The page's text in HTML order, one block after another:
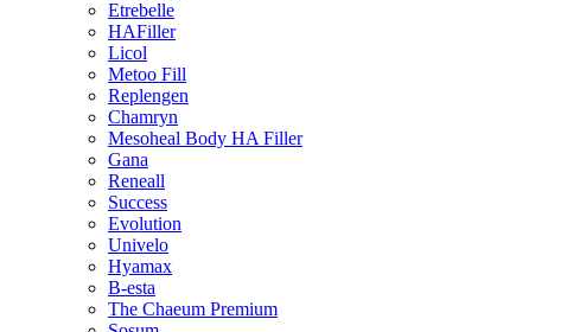
Etrebelle
HAFiller
Licol
Metoo Fill
Replengen
Chamryn
Mesoheal Body HA Filler
Gana
Reneall
Success
Evolution
Univelo
Hyamax
B-esta
The Chaeum Premium